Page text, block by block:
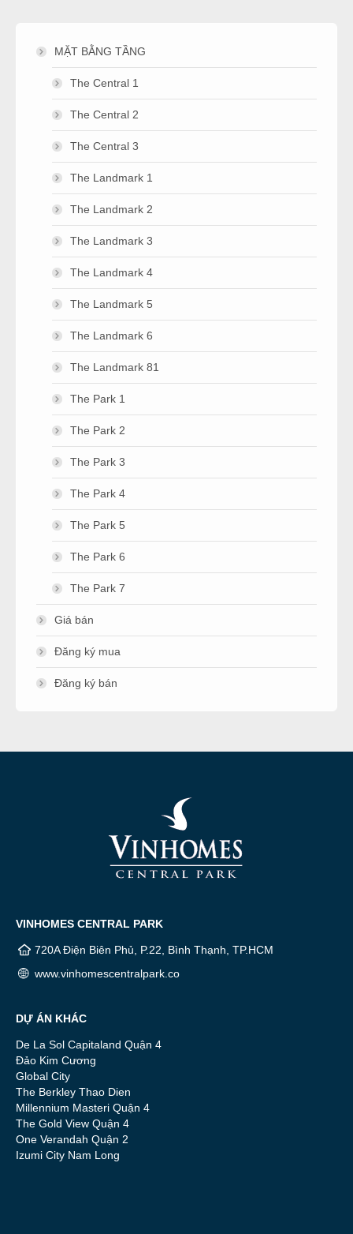
MẶT BẰNG TẦNG
The Central 1
The Central 2
The Central 3
The Landmark 1
The Landmark 2
The Landmark 3
The Landmark 4
The Landmark 5
The Landmark 6
The Landmark 81
The Park 1
The Park 2
The Park 3
The Park 4
The Park 5
The Park 6
The Park 7
Giá bán
Đăng ký mua
Đăng ký bán
VINHOMES CENTRAL PARK
720A Điện Biên Phủ, P.22, Bình Thạnh, TP.HCM
www.vinhomescentralpark.co
DỰ ÁN KHÁC
De La Sol Capitaland Quận 4
Đảo Kim Cương
Global City
The Berkley Thao Dien
Millennium Masteri Quận 4
The Gold View Quận 4
One Verandah Quận 2
Izumi City Nam Long